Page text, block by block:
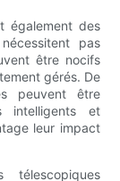
également des
pas
être nocifs
gérés. De
peuvent être
intelligents et
leur impact